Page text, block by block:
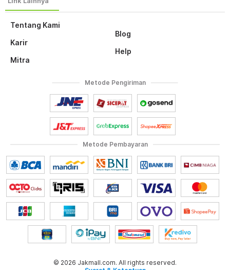
Tentang Kami
Karir
Mitra
Blog
Help
Metode Pembayaran
Metode Pengiriman
© 2026 Jakmall.com. All rights reserved.